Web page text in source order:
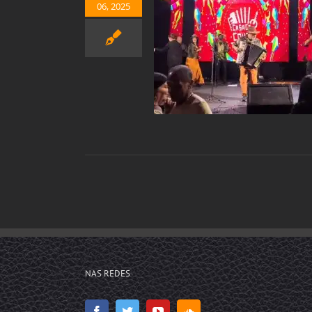
06, 2025
COURO NA VILA DO
NAS REDES